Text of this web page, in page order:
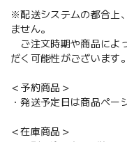
※配送システムの都合上
ません。
ご注文時期や商品によ
だく可能性がございます。
＜予約商品＞
・発送予定日は商品ペー
＜在庫商品＞